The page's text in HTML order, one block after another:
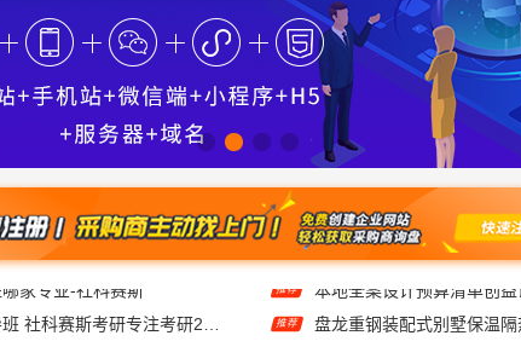
现代简约家庭装修免费设计整体落地福建尚艺空间公司
推荐
推荐